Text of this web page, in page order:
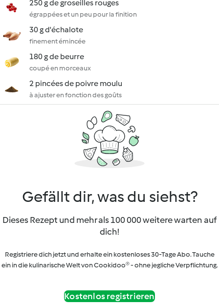
250 g de groseilles rouges
égrappées et un peu pour la finition
30 g d'échalote
finement émincée
180 g de beurre
coupé en morceaux
2 pincées de poivre moulu
à ajuster en fonction des goûts
Gefällt dir, was du siehst?
Dieses Rezept und mehr als 100 000 weitere warten auf
dich!
Registriere dich jetzt und erhalte ein kostenloses 30-Tage Abo. Tauche
ein in die kulinarische Welt von Cookidoo® - ohne jegliche Verpflichtung.
Kostenlos registrieren